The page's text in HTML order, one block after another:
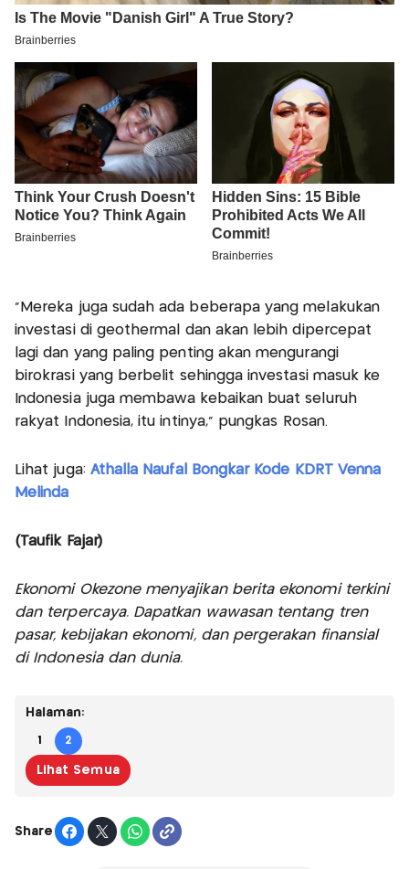
"Mereka juga sudah ada beberapa yang melakukan
investasi di geothermal dan akan lebih dipercepat
lagi dan yang paling penting akan mengurangi
birokrasi yang berbelit sehingga investasi masuk ke
Indonesia juga membawa kebaikan buat seluruh
rakyat Indonesia, itu intinya," pungkas Rosan.
Lihat juga: Athalla Naufal Bongkar Kode KDRT Venna
Melinda
(Taufik Fajar)
Ekonomi Okezone menyajikan berita ekonomi terkini
dan terpercaya. Dapatkan wawasan tentang tren
pasar, kebijakan ekonomi, dan pergerakan finansial
di Indonesia dan dunia.
Halaman:
1 2
Lihat Semua
Share